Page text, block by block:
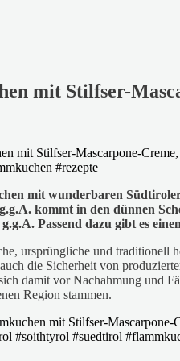
mit Stilfser-
mit wunderbaren
kommt in den dünnen
Passend dazu gibt es
ursprüngliche und traditionell
die Sicherheit von
damit vor Nachahmung und
Region stammen.